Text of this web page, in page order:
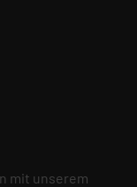
mit unserem